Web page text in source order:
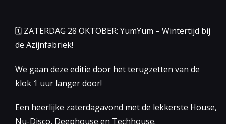
🗓 ZATERDAG 28 OKTOBER: YumYum – Wintertijd bij
de Azijnfabriek!
We gaan deze editie door het terugzetten van de
klok 1 uur langer door!
Een heerlijke zaterdagavond met de lekkerste House,
Nu-Disco, Deephouse en Techhouse.